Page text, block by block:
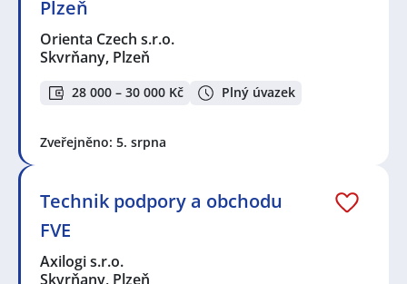
Plzeň
Orienta Czech s.r.o.
Skvrňany, Plzeň
28 000 – 30 000 Kč Plný úvazek
Zveřejněno: 5. srpna
Technik podpory a obchodu
FVE
Axilogi s.r.o.
Skvrňany, Plzeň